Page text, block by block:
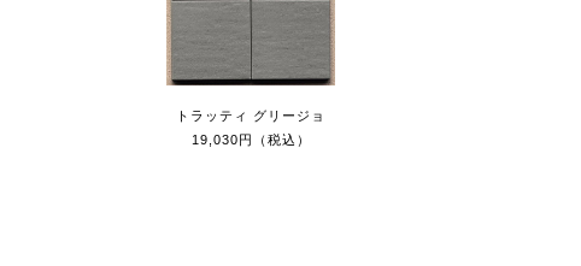
トラッティ グリージョ
19,030円（税込）